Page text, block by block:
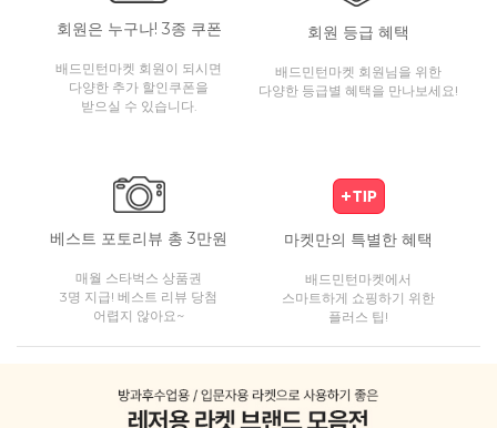
회원은 누구나! 3종 쿠폰
배드민턴마켓 회원이 되시면
다양한 추가 할인쿠폰을
받으실 수 있습니다.
회원 등급 혜택
배드민턴마켓 회원님을 위한
다양한 등급별 혜택을 만나보세요!
베스트 포토리뷰 총 3만원
매월 스타벅스 상품권
3명 지급! 베스트 리뷰 당첨
어렵지 않아요~
마켓만의 특별한 혜택
배드민턴마켓에서
스마트하게 쇼핑하기 위한
플러스 팁!